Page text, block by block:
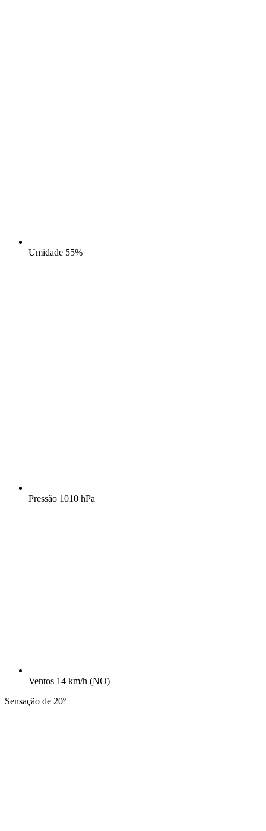
Umidade 55%
Pressão 1010 hPa
Ventos 14 km/h (NO)
Sensação de 20º